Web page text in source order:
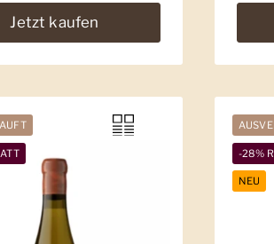
Jetzt kaufen
-28%
NEU